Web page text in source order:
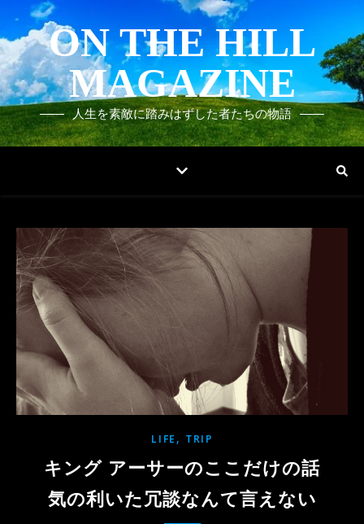
ON THE HILL
MAGAZINE
人生を素敵に踏みはずした者たちの物語
LIFE , TRIP
キング アーサーのここだけの話
気の利いた冗談なんて言えない